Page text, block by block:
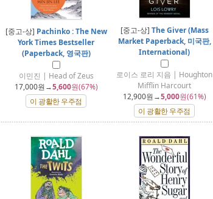
[중고-상] Pachinko : The New
York Times Bestseller
(Paperback, 영국판)
이민진 | Head of Zeus
17,000원→5,600원(67%)
이 광활한 우주점
[중고-상] The Giver (Mass
Market Paperback, 미국판,
International)
로이스 로리 지음 | Houghton
Mifflin Harcourt
12,900원→5,000원(61%)
이 광활한 우주점